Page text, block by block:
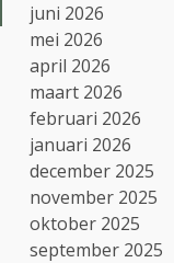
juni 2026
mei 2026
april 2026
maart 2026
februari 2026
januari 2026
december 2025
november 2025
oktober 2025
september 2025